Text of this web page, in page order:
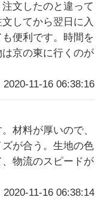
文したのと違って
してから翌日に入
便利です。時間を
京の東に行くのが
2020-11-16 06:38:16
材料が厚いので、
が合う。生地の色
物流のスピードが
2020-11-16 06:38:14